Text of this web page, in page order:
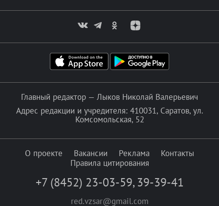
Главный редактор — Лыков Николай Валерьевич
Адрес редакции и учредителя: 410031, Саратов, ул.
Комсомольская, 52
О проекте Вакансии Реклама
Контакты
Правила цитирования
+7 (8452) 23-03-59, 39-39-41
red.vzsar@gmail.com